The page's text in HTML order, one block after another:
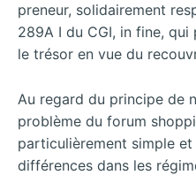
preneur, solidairement
289A I du CGI, in fine,
le trésor en vue du
Au regard du principe de
problème du forum
particulièrement simple
différences dans les